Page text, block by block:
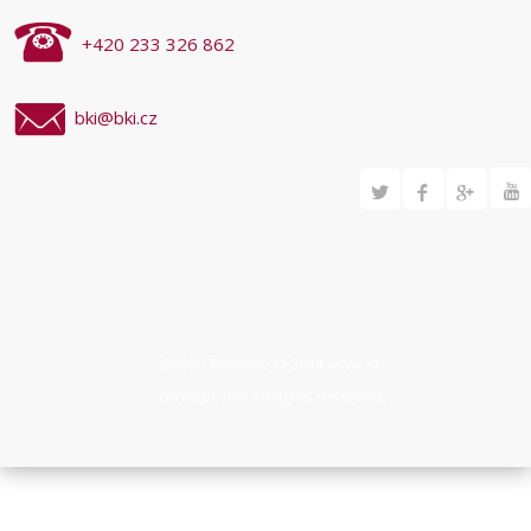
+420 233 326 862
bki@bki.cz